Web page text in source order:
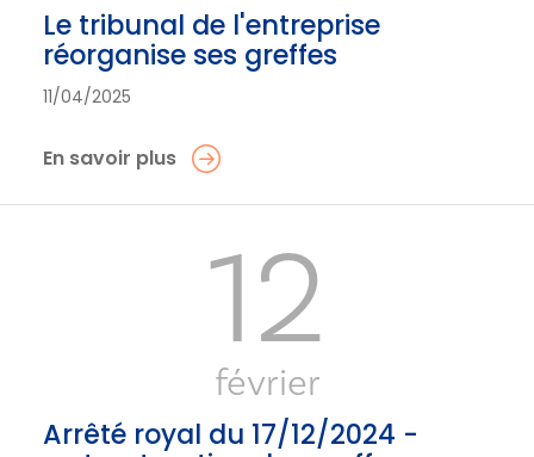
Le tribunal de l'entreprise
réorganise ses greffes
11/04/2025
En savoir plus
12
février
Arrêté royal du 17/12/2024 -